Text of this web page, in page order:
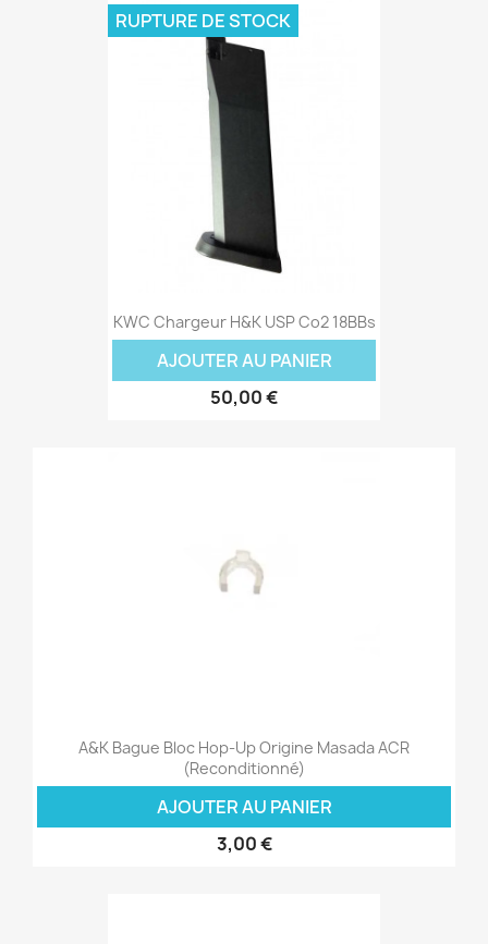
KWC Chargeur H&K USP Co2 18BBs
AJOUTER AU PANIER
50,00 €
RUPTURE DE STOCK
A&K Bague Bloc Hop-Up Origine Masada ACR
(Reconditionné)
AJOUTER AU PANIER
3,00 €